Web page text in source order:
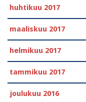
huhtikuu 2017
maaliskuu 2017
helmikuu 2017
tammikuu 2017
joulukuu 2016